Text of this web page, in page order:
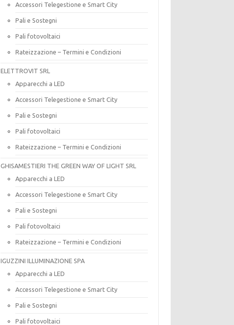
Accessori Telegestione e Smart City
Pali e Sostegni
Pali fotovoltaici
Rateizzazione – Termini e Condizioni
ELETTROVIT SRL
Apparecchi a LED
Accessori Telegestione e Smart City
Pali e Sostegni
Pali fotovoltaici
Rateizzazione – Termini e Condizioni
GHISAMESTIERI THE GREEN WAY OF LIGHT SRL
Apparecchi a LED
Accessori Telegestione e Smart City
Pali e Sostegni
Pali fotovoltaici
Rateizzazione – Termini e Condizioni
IGUZZINI ILLUMINAZIONE SPA
Apparecchi a LED
Accessori Telegestione e Smart City
Pali e Sostegni
Pali fotovoltaici